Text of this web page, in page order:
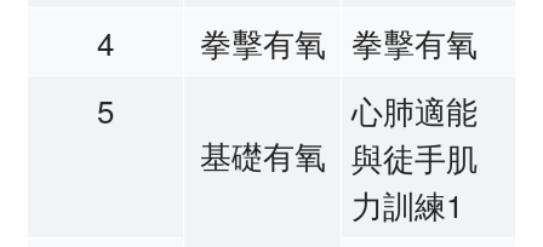
4
拳擊有氧
拳擊有氧
5
基礎有氧
心肺適能
與徒手肌
力訓練1